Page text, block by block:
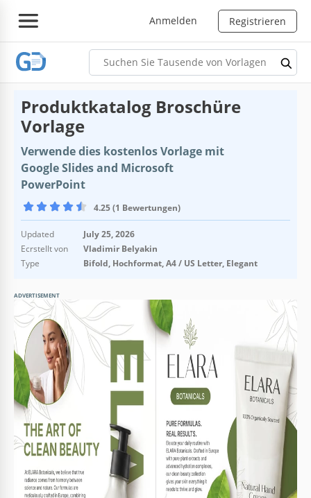
Anmelden Registrieren
Produktkatalog Broschüre
Vorlage
Verwende dies kostenlos Vorlage mit
Google Slides and Microsoft
PowerPoint
4.25 (1 Bewertungen)
Updated
July 25, 2026
Ecrstellt von
Vladimir Belyakin
Type
Bifold, Hochformat, A4 / US Letter, Elegant
ADVERTISEMENT